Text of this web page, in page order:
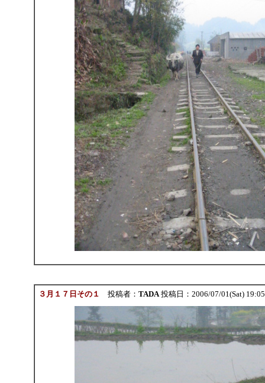
３月１７日その１ 投稿者： TADA投稿日：2006/07/01(Sat)